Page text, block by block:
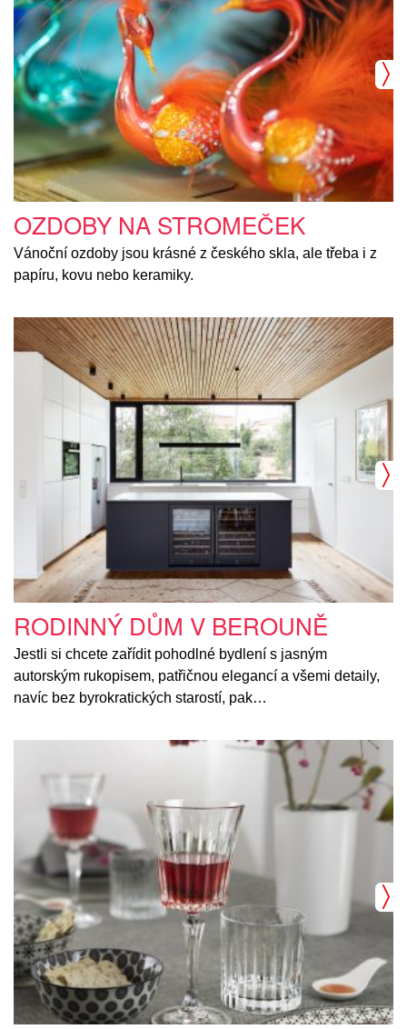
OZDOBY NA STROMEČEK
Vánoční ozdoby jsou krásné z českého skla, ale třeba i z
papíru, kovu nebo keramiky.
RODINNÝ DŮM V BEROUNĚ
Jestli si chcete zařídit pohodlné bydlení s jasným
autorským rukopisem, patřičnou elegancí a všemi detaily,
navíc bez byrokratických starostí, pak…